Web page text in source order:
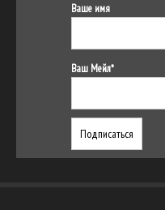
Ваше имя
Ваш Мейл*